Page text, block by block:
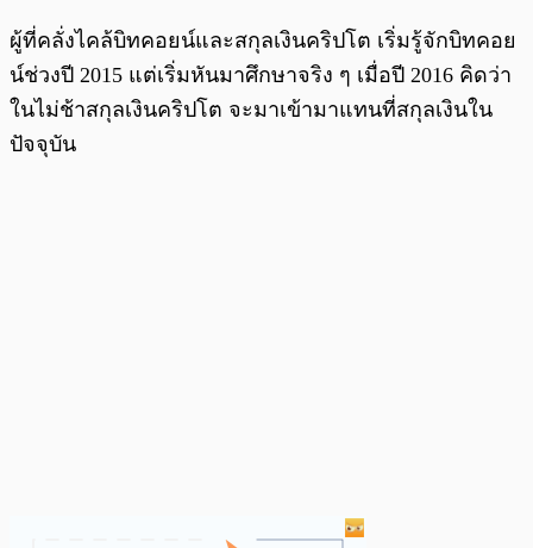
ผู้ที่คลั่งไคล้บิทคอยน์และสกุลเงินคริปโต เริ่มรู้จักบิทคอย
น์ช่วงปี 2015 แต่เริ่มหันมาศึกษาจริง ๆ เมื่อปี 2016 คิดว่า
ในไม่ช้าสกุลเงินคริปโต จะมาเข้ามาแทนที่สกุลเงินใน
ปัจจุบัน